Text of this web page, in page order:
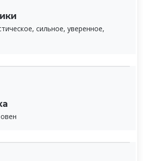
сильное, уверенное,